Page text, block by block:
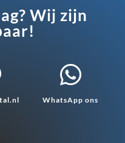
Wij zijn

WhatsApp ons